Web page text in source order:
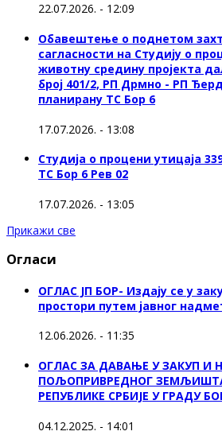
22.07.2026. - 12:09
Обавештење о поднетом
сагласности на Студију о
животну средину пројекта
број 401/2, РП Дрмно - РП
планирану ТС Бор 6
17.07.2026. - 13:08
Студија о процени утицаја
ТС Бор 6 Рев 02
17.07.2026. - 13:05
Прикажи све
Огласи
ОГЛАС ЈП БОР- Издају се у
простори путем јавног
12.06.2026. - 11:35
ОГЛАС ЗА ДАВАЊЕ У ЗАКУП И
ПОЉОПРИВРЕДНОГ
РЕПУБЛИКЕ СРБИЈЕ У ГРАДУ
04.12.2025. - 14:01